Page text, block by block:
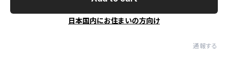
日本国内にお住まいの方向け
通報する